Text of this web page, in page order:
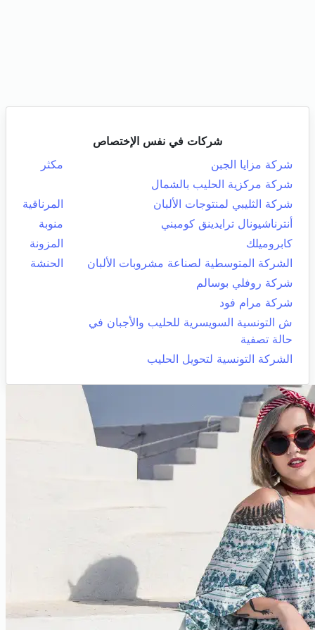
شركات في نفس الإختصاص
شركة مزايا الجبن
مكثر
شركة مركزية الحليب بالشمال
شركة الثليبي لمنتوجات الألبان
المرناقية
أنترناشيونال ترايدينق كومبني
منوبة
كابروميلك
المزونة
الشركة المتوسطية لصناعة مشروبات الألبان
الحنشة
شركة روفلي بوسالم
شركة مرام فود
ش التونسية السويسرية للحليب والأجبان في
حالة تصفية
الشركة التونسية لتحويل الحليب